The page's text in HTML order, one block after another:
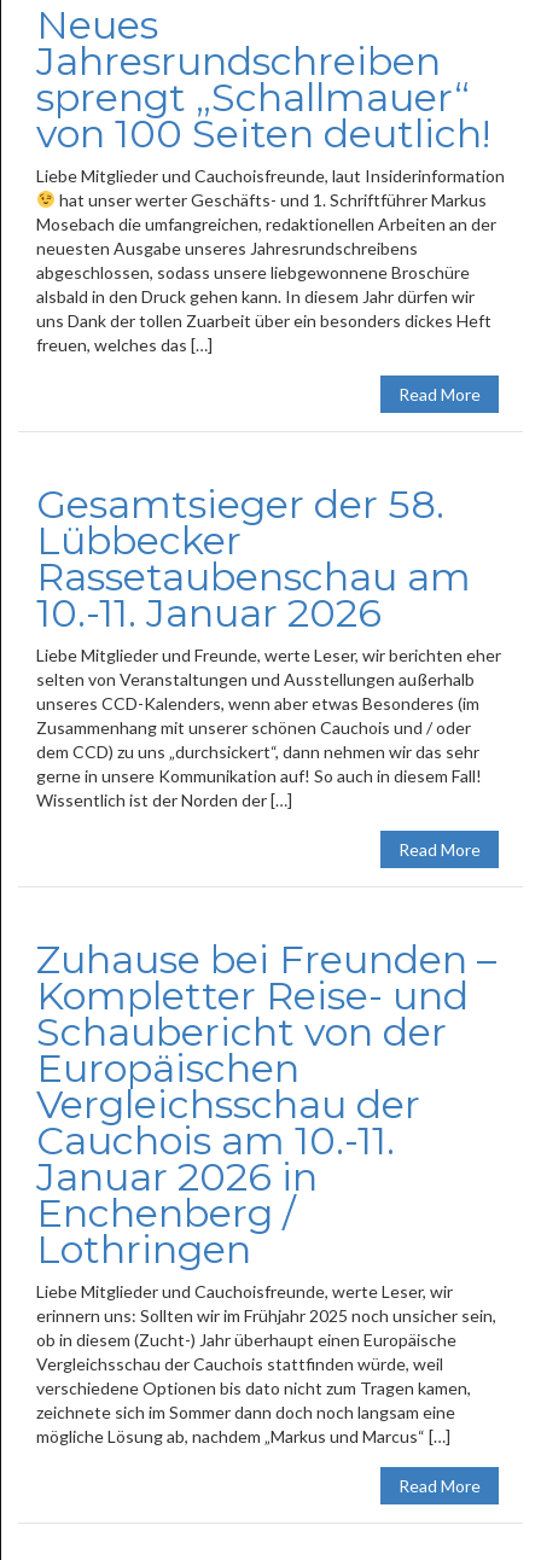
Neues
Jahresrundschreiben
sprengt „Schallmauer“
von 100 Seiten deutlich!
Liebe Mitglieder und Cauchoisfreunde, laut Insiderinformation
hat unser werter Geschäfts- und 1. Schriftführer Markus
Mosebach die umfangreichen, redaktionellen Arbeiten an der
neuesten Ausgabe unseres Jahresrundschreibens
abgeschlossen, sodass unsere liebgewonnene Broschüre
alsbald in den Druck gehen kann. In diesem Jahr dürfen wir
uns Dank der tollen Zuarbeit über ein besonders dickes Heft
freuen, welches das […]
Read More
Gesamtsieger der 58.
Lübbecker
Rassetaubenschau am
10.-11. Januar 2026
Liebe Mitglieder und Freunde, werte Leser, wir berichten eher
selten von Veranstaltungen und Ausstellungen außerhalb
unseres CCD-Kalenders, wenn aber etwas Besonderes (im
Zusammenhang mit unserer schönen Cauchois und / oder
dem CCD) zu uns „durchsickert“, dann nehmen wir das sehr
gerne in unsere Kommunikation auf! So auch in diesem Fall!
Wissentlich ist der Norden der […]
Read More
Zuhause bei Freunden –
Kompletter Reise- und
Schaubericht von der
Europäischen
Vergleichsschau der
Cauchois am 10.-11.
Januar 2026 in
Enchenberg /
Lothringen
Liebe Mitglieder und Cauchoisfreunde, werte Leser, wir
erinnern uns: Sollten wir im Frühjahr 2025 noch unsicher sein,
ob in diesem (Zucht-) Jahr überhaupt einen Europäische
Vergleichsschau der Cauchois stattfinden würde, weil
verschiedene Optionen bis dato nicht zum Tragen kamen,
zeichnete sich im Sommer dann doch noch langsam eine
mögliche Lösung ab, nachdem „Markus und Marcus“ […]
Read More